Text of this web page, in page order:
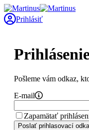
Prihlásiť
Pošleme vám odkaz,
E-mail
Zapamätať
Poslať prihlasovací